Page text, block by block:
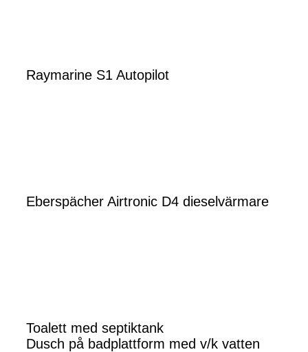
Raymarine S1 Autopilot
Eberspächer Airtronic D4 dieselvärmare
Toalett med septiktank
Dusch på badplattform med v/k vatten